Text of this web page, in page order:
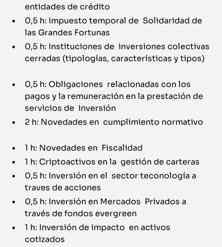
entidades de crédito
0,5 h: Impuesto temporal de Solidaridad de
las Grandes Fortunas
0,5 h: Instituciones de inversiones colectivas
cerradas (tipologías, características y tipos)
0,5 h: Obligaciones relacionadas con los
pagos y la remuneración en la prestación de
servicios de inversión
2 h: Novedades en cumplimiento normativo
1 h: Novedades en Fiscalidad
1 h: Criptoactivos en la gestión de carteras
0,5 h: Inversión en el sector teconología a
traves de acciones
0,5 h: Inversión en Mercados Privados a
través de fondos evergreen
1 h: Inversión de impacto en activos
cotizados